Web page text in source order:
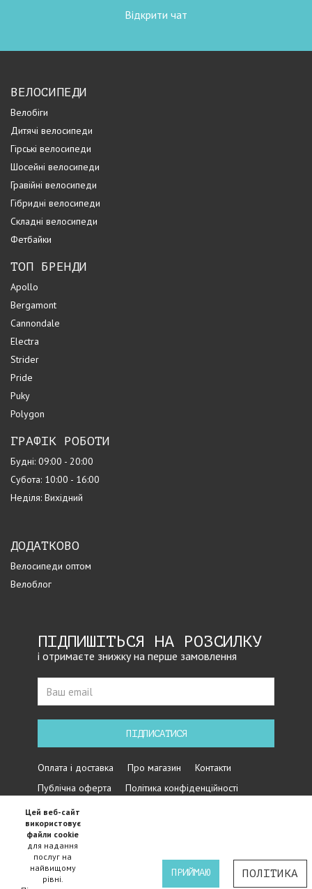
Відкрити чат
ВЕЛОСИПЕДИ
Велобіги
Дитячі велосипеди
Гірські велосипеди
Шосейні велосипеди
Гравійні велосипеди
Гібридні велосипеди
Складні велосипеди
Фетбайки
ТОП БРЕНДИ
Apollo
Bergamont
Cannondale
Electra
Strider
Pride
Puky
Polygon
ГРАФІК РОБОТИ
Будні: 09:00 - 20:00
Субота: 10:00 - 16:00
Неділя: Вихідний
ДОДАТКОВО
Велосипеди оптом
Велоблог
ПІДПИШІТЬСЯ НА РОЗСИЛКУ
і отримаєте знижку на перше замовлення
ПІДПИСАТИСЯ
Оплата і доставка Про магазин
Контакти
Публічна оферта
Політика конфіденційності
Цей веб-сайт
використовує
файли cookie
для надання
послуг на
найвищому
рівні.
ПРИЙМАЮ ПОЛІТИКА